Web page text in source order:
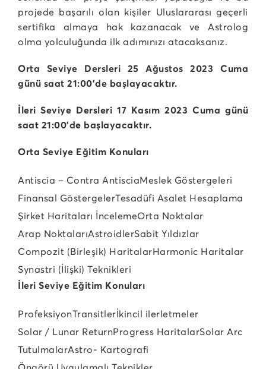
projede başarılı olan kişiler Uluslararası geçerli
sertifika almaya hak kazanacak ve Astrolog
olma yolculuğunda ilk adımınızı atacaksanız.
Orta Seviye Dersleri 25 Ağustos 2023 Cuma
günü saat 21:00’de başlayacaktır.
İleri Seviye Dersleri 17 Kasım 2023 Cuma günü
saat 21:00’de başlayacaktır.
Orta Seviye Eğitim Konuları
Antiscia – Contra AntisciaMeslek Göstergeleri
Finansal GöstergelerTesadüfi Asalet Hesaplama
Şirket Haritaları İncelemeOrta Noktalar
Arap NoktalarıAstroidlerSabit Yıldızlar
Compozit (Birleşik) HaritalarHarmonic Haritalar
Synastri (İlişki) Teknikleri
İleri Seviye Eğitim Konuları
ProfeksiyonTransitlerİkincil ilerletmeler
Solar / Lunar ReturnProgress HaritalarSolar Arc
TutulmalarAstro- Kartografi